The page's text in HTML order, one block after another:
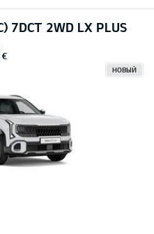
7DCT 2WD LX PLUS
€
НОВЫЙ